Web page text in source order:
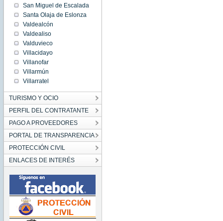
San Miguel de Escalada
Santa Olaja de Eslonza
Valdealcón
Valdealiso
Valduvieco
Villacidayo
Villanofar
Villarmún
Villarratel
TURISMO Y OCIO
PERFIL DEL CONTRATANTE
PAGO A PROVEEDORES
PORTAL DE TRANSPARENCIA
PROTECCIÓN CIVIL
ENLACES DE INTERÉS